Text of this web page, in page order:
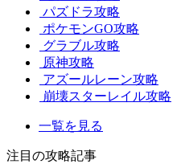
パズドラ攻略
ポケモンGO攻略
グラブル攻略
原神攻略
アズールレーン攻略
崩壊スターレイル攻略
一覧を見る
注目の攻略記事